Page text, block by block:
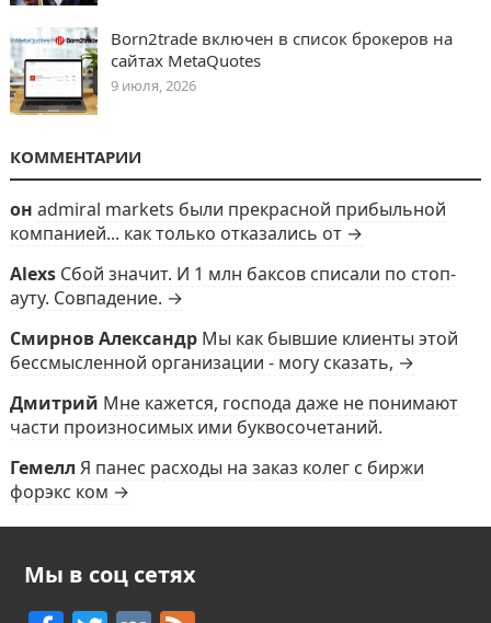
Born2trade включен в список брокеров на
сайтах MetaQuotes
9 июля, 2026
КОММЕНТАРИИ
он admiral markets были прекрасной прибыльной
компанией... как только отказались от →
Alexs Сбой значит. И 1 млн баксов списали по стоп-
ауту. Совпадение. →
Смирнов Александр Мы как бывшие клиенты этой
бессмысленной организации - могу сказать, →
Дмитрий Мне кажется, господа даже не понимают
части произносимых ими буквосочетаний.
Гемелл Я панес расходы на заказ колег с биржи
форэкс ком →
Мы в соц сетях